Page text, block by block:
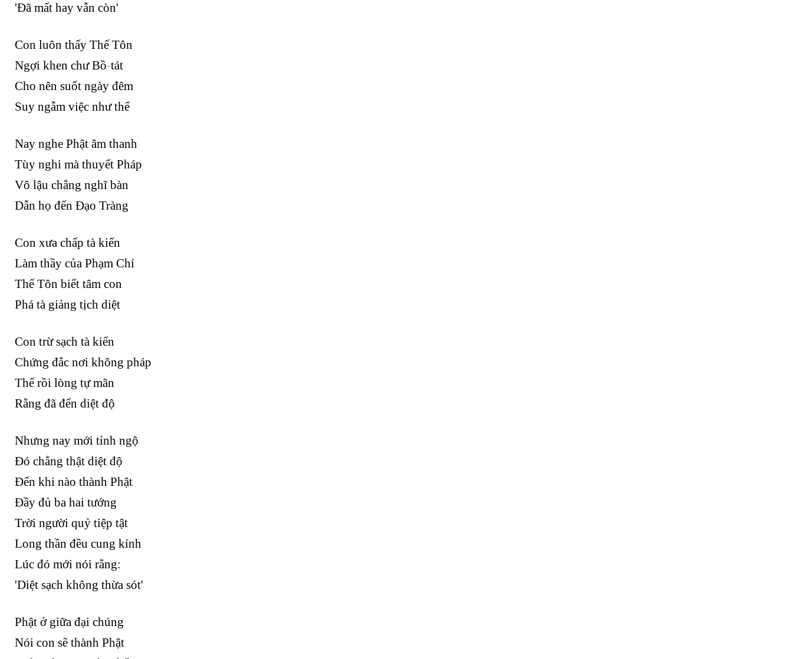
'Đã mất hay vẫn còn'
Con luôn thấy Thế Tôn
Ngợi khen chư Bồ-tát
Cho nên suốt ngày đêm
Suy ngẫm việc như thế
Nay nghe Phật âm thanh
Tùy nghi mà thuyết Pháp
Vô lậu chẳng nghĩ bàn
Dẫn họ đến Đạo Tràng
Con xưa chấp tà kiến
Làm thầy của Phạm Chí
Thế Tôn biết tâm con
Phá tà giảng tịch diệt
Con trừ sạch tà kiến
Chứng đắc nơi không pháp
Thế rồi lòng tự mãn
Rằng đã đến diệt độ
Nhưng nay mới tỉnh ngộ
Đó chẳng thật diệt độ
Đến khi nào thành Phật
Đầy đủ ba hai tướng
Trời người quỷ tiệp tật
Long thần đều cung kính
Lúc đó mới nói rằng:
'Diệt sạch không thừa sót'
Phật ở giữa đại chúng
Nói con sẽ thành Phật